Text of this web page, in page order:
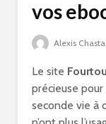
vos
Alexis
Le site
précieuse
seconde vie à